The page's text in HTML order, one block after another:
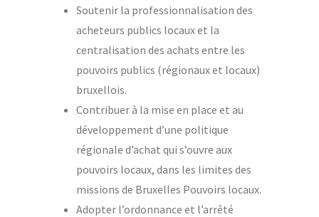
Soutenir la professionnalisation des
acheteurs publics locaux et la
centralisation des achats entre les
pouvoirs publics (régionaux et locaux)
bruxellois.
Contribuer à la mise en place et au
développement d’une politique
régionale d’achat qui s’ouvre aux
pouvoirs locaux, dans les limites des
missions de Bruxelles Pouvoirs locaux.
Adopter l’ordonnance et l’arrêté